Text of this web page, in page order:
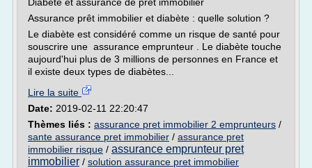
Assurance prêt immobilier et diabète : quelle solution ?
Le diabète est considéré comme un risque de santé pour
souscrire une assurance emprunteur . Le diabète touche
aujourd'hui plus de 3 millions de personnes en France et
il existe deux types de diabètes...
Lire la suite
Date: 2019-02-11 22:20:47
Thèmes liés : assurance pret immobilier 2 emprunteurs /
sante assurance pret immobilier / assurance pret
immobilier risque / assurance emprunteur pret
immobilier / solution assurance pret immobilier